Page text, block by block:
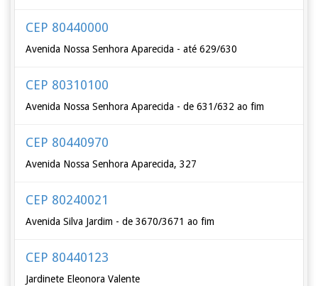
CEP 80440000
Avenida Nossa Senhora Aparecida - até 629/630
CEP 80310100
Avenida Nossa Senhora Aparecida - de 631/632 ao fim
CEP 80440970
Avenida Nossa Senhora Aparecida, 327
CEP 80240021
Avenida Silva Jardim - de 3670/3671 ao fim
CEP 80440123
Jardinete Eleonora Valente